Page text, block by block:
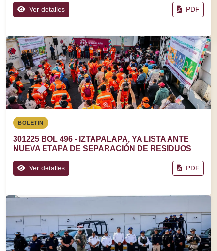
Ver detalles PDF
BOLETIN
301225 BOL 496 - IZTAPALAPA, YA LISTA ANTE
NUEVA ETAPA DE SEPARACIÓN DE RESIDUOS
Ver detalles PDF